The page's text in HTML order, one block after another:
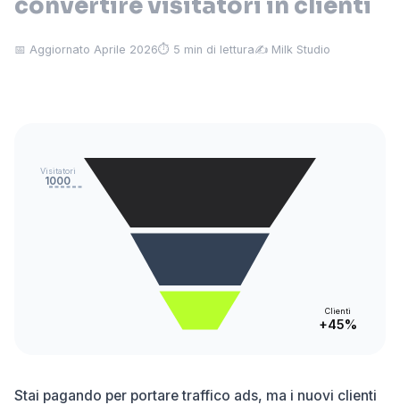
📅 Aggiornato Aprile 2026⏱ 5 min di lettura✍️ Milk Studio
Visitatori
1000
Clienti
+45%
Stai pagando per portare traffico ads, ma i nuovi clienti